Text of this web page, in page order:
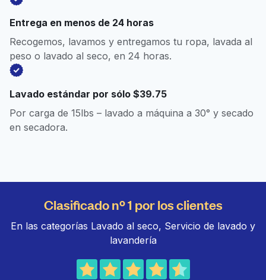
Entrega en menos de 24 horas
Recogemos, lavamos y entregamos tu ropa, lavada al
peso o lavado al seco, en 24 horas.
Lavado estándar por sólo $39.75
Por carga de 15lbs – lavado a máquina a 30° y secado
en secadora.
Clasificado nº 1 por los clientes
En las categorías Lavado al seco, Servicio de lavado y
lavandería